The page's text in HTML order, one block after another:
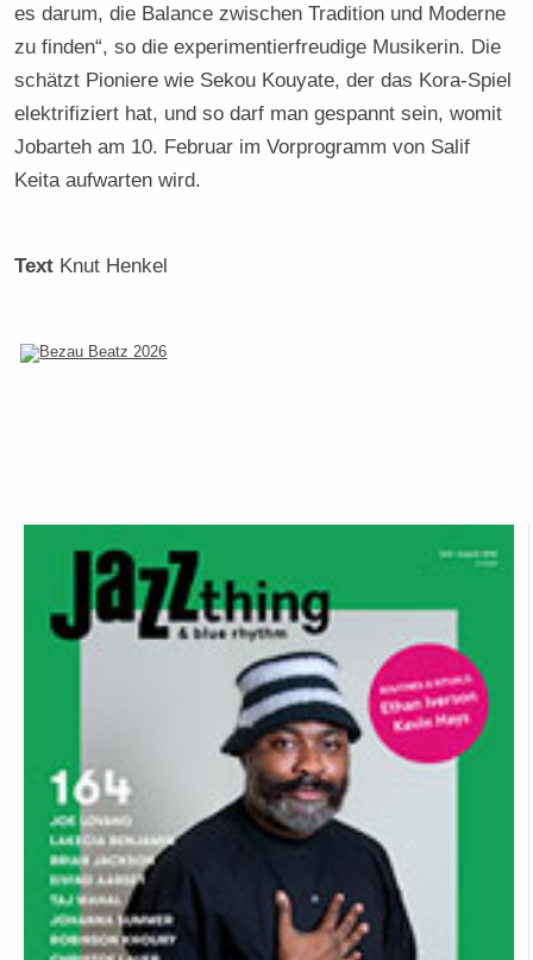
es darum, die Balance zwischen Tradition und Moderne
zu finden“, so die experimentierfreudige Musikerin. Die
schätzt Pioniere wie Sekou Kouyate, der das Kora-Spiel
elektrifiziert hat, und so darf man gespannt sein, womit
Jobarteh am 10. Februar im Vorprogramm von Salif
Keita aufwarten wird.
Text Knut Henkel